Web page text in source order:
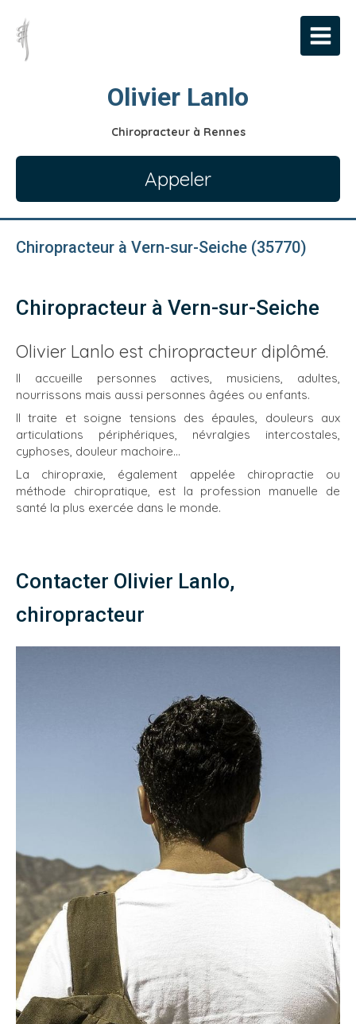
Olivier Lanlo
Chiropracteur à Rennes
Appeler
Chiropracteur à Vern-sur-Seiche (35770)
Chiropracteur à Vern-sur-Seiche
Olivier Lanlo est chiropracteur diplômé.
Il accueille personnes actives, musiciens, adultes,
nourrissons mais aussi personnes âgées ou enfants.
Il traite et soigne tensions des épaules, douleurs aux
articulations périphériques, névralgies intercostales,
cyphoses, douleur machoire...
La chiropraxie, également appelée chiropractie ou
méthode chiropratique, est la profession manuelle de
santé la plus exercée dans le monde.
Contacter Olivier Lanlo,
chiropracteur